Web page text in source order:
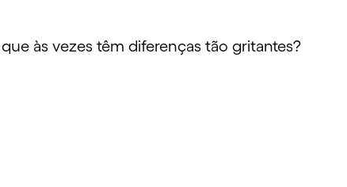
às vezes têm diferenças tão gritantes?